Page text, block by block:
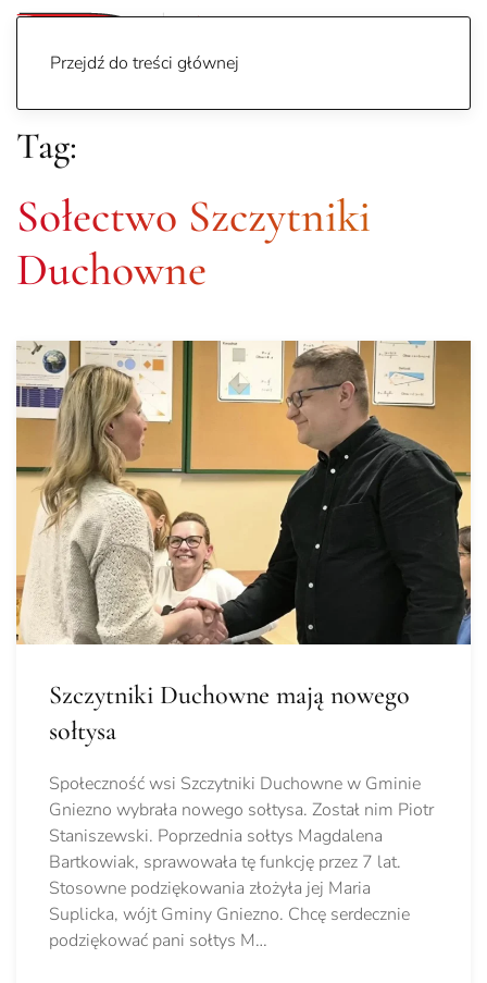
Przejdź do treści głównej
Tag:
Sołectwo Szczytniki
Duchowne
Szczytniki Duchowne mają nowego
sołtysa
Społeczność wsi Szczytniki Duchowne w Gminie
Gniezno wybrała nowego sołtysa. Został nim Piotr
Staniszewski. Poprzednia sołtys Magdalena
Bartkowiak, sprawowała tę funkcję przez 7 lat.
Stosowne podziękowania złożyła jej Maria
Suplicka, wójt Gminy Gniezno. Chcę serdecznie
podziękować pani sołtys M…